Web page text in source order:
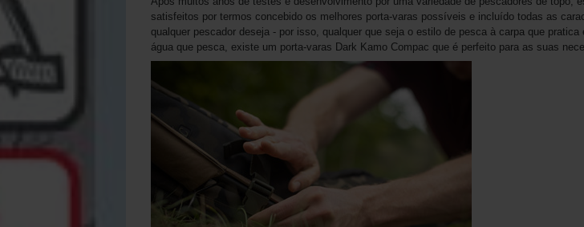
satisfeitos por termos concebido os melhores porta-varas possíveis e incluído todas as
qualquer pescador deseja - por isso, qualquer que seja o estilo de pesca à carpa que pratica
água que pesca, existe um porta-varas Dark Kamo Compac que é perfeito para as suas